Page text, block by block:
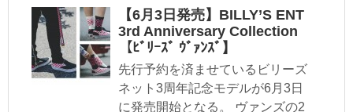
【6月3日発売】BILLY’S ENT
3rd Anniversary Collection
【ﾋﾞﾘｰｽﾞ ｳﾞｧﾝｽﾞ】
先行予約を済ませているビリーズ
ネット3周年記念モデルが6月3日
に発売開始となる。 ヴァンズの2